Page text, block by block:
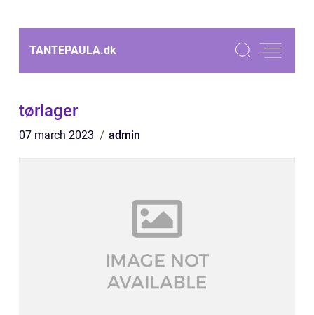
TANTEPAULA.dk
tørlager
07 march 2023 admin